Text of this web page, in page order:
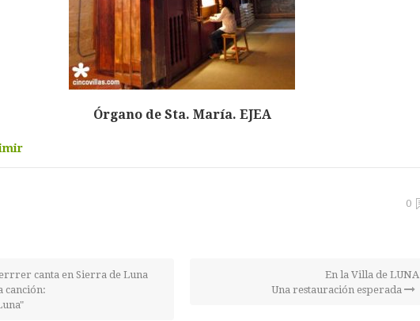
Órgano de Sta. María. EJEA
0
canta en Sierra de Luna
canción:
En la Villa de LUNA
Una restauración esperada